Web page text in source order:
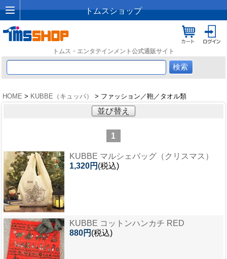
トムスショップ
トムス・エンタテインメント公式通販サイト
HOME > KUBBE（キュッパ） > ファッション／鞄／タオル類
並び替え
1
KUBBE マルシェバッグ（クリスマス）
1,320円 (税込)
KUBBE コットンハンカチ RED
880円 (税込)